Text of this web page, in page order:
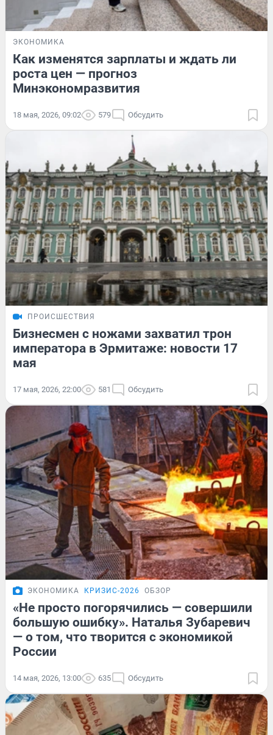
ЭКОНОМИКА
Как изменятся зарплаты и ждать ли
роста цен — прогноз
Минэкономразвития
18 мая, 2026, 09:02 579 Обсудить
ПРОИСШЕСТВИЯ
Бизнесмен с ножами захватил трон
императора в Эрмитаже: новости 17
мая
17 мая, 2026, 22:00 581 Обсудить
ЭКОНОМИКА КРИЗИС-2026 ОБЗОР
«Не просто погорячились — совершили
большую ошибку». Наталья Зубаревич
— о том, что творится с экономикой
России
14 мая, 2026, 13:00 635 Обсудить